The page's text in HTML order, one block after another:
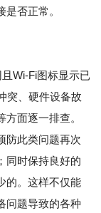
否正常。
Wi-Fi图标显示已
突、硬件设备故
面逐一排查。
防此类问题再次
同时保持良好的
的。这样不仅能
问题导致的各种